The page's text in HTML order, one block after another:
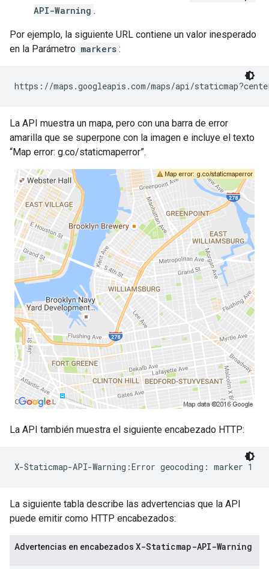
API-Warning .
Por ejemplo, la siguiente URL contiene un valor inesperado
en la Parámetro markers :
https://maps.googleapis.com/maps/api/
La API muestra un mapa, pero con una barra de error
amarilla que se superpone con la imagen e incluye el texto
“Map error: g.co/staticmaperror”.
La API también muestra el siguiente encabezado HTTP:
La siguiente tabla describe las advertencias que la API
puede emitir como HTTP encabezados:
Advertencias en encabezados X-Staticmap-API-Warning